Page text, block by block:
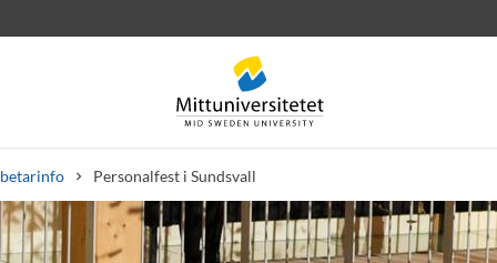
Personalfest i Sundsvall